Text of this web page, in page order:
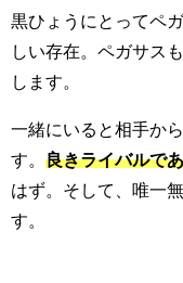
黒ひょうにとってペ
しい存在。ペガサス
します。
一緒にいると相手か
す。 良きライバルで
はず。そして、唯一
す。